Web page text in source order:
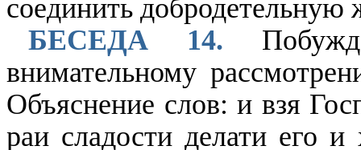
соединить добродетельную
БЕСЕДА 14.
внимательному
Объяснение слов: и взя
раи сладости делати его